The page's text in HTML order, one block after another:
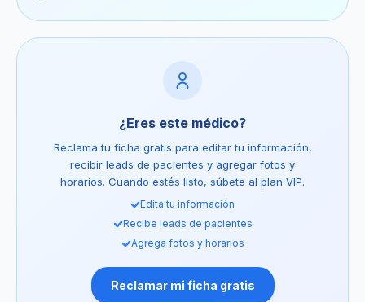
¿Eres este médico?
Reclama tu ficha gratis para editar tu información,
recibir leads de pacientes y agregar fotos y
horarios. Cuando estés listo, súbete al plan VIP.
Edita tu información
Recibe leads de pacientes
Agrega fotos y horarios
Reclamar mi ficha gratis